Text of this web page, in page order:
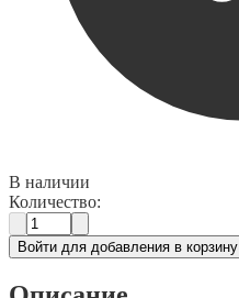
В наличии
Количество:
Войти для добавления в корзину